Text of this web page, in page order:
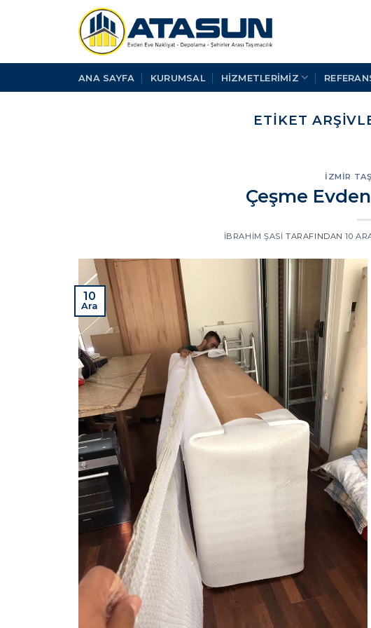
ANA SAYFA KURUMSAL HİZMETLERİMİZ
ETIKET
İZMIR
Çeşme
İBRAHIM ŞASI TARAFINDAN 10
10
Ara